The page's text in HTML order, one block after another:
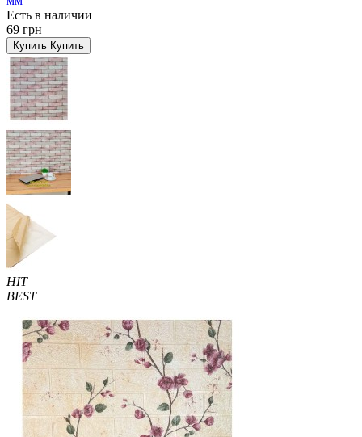
Есть в наличии
69 грн
Купить Купить
HIT
BEST